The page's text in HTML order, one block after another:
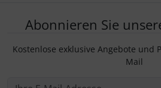
Abonnieren Sie
Kostenlose exklusive Angebote und
Mail